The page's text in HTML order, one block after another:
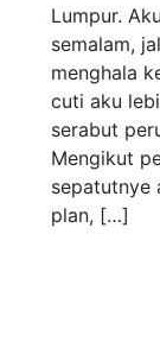
Lumpur.
semalam,
menghala
cuti aku
serabut
Mengikut
sepatutnye
plan, […]